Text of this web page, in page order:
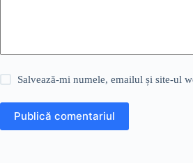
Salvează-mi numele, emailul și site-ul
Publică comentariul